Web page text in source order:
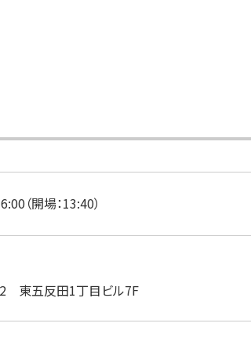
（開場：13:40）
東五反田1丁目ビル7F